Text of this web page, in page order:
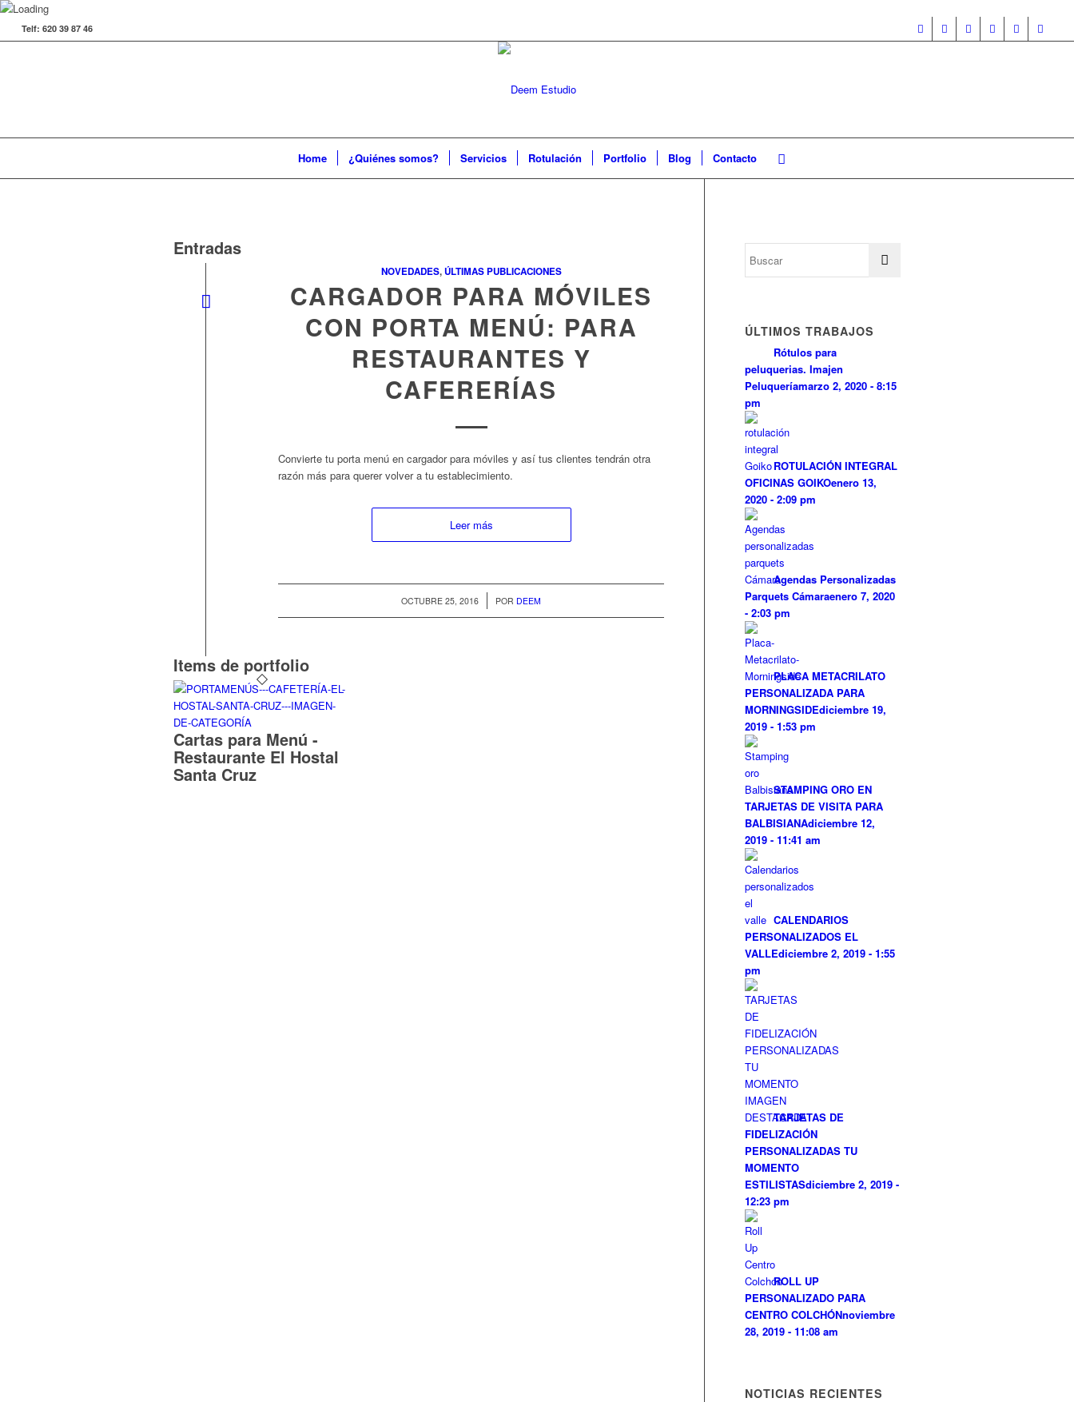
Telf: 620 39 87 46
Home ¿Quiénes somos? Servicios Rotulación Portfolio Blog Contacto
Entradas
NOVEDADES,ÚLTIMAS PUBLICACIONES
CARGADOR PARA MÓVILES
CON PORTA MENÚ: PARA
RESTAURANTES Y
CAFERERÍAS
Convierte tu porta menú en cargador para móviles y así tus clientes tendrán otra
razón más para querer volver a tu establecimiento.
Leer más
OCTUBRE 25, 2016
/ POR DEEM
Items de portfolio
Cartas para Menú -
Restaurante El Hostal
Santa Cruz
ÚLTIMOS TRABAJOS
Rótulos para
peluquerias. Imajen
Peluqueríamarzo 2, 2020 - 8:15
pm
ROTULACIÓN INTEGRAL
OFICINAS GOIKOenero 13,
2020 - 2:09 pm
Agendas Personalizadas
Parquets Cámaraenero 7, 2020
- 2:03 pm
PLACA METACRILATO
PERSONALIZADA PARA
MORNINGSIDEdiciembre 19,
2019 - 1:53 pm
STAMPING ORO EN
TARJETAS DE VISITA PARA
BALBISIANAdiciembre 12,
2019 - 11:41 am
CALENDARIOS
PERSONALIZADOS EL
VALLEdiciembre 2, 2019 - 1:55
pm
TARJETAS DE
FIDELIZACIÓN
PERSONALIZADAS TU
MOMENTO
ESTILISTASdiciembre 2, 2019 -
12:23 pm
ROLL UP
PERSONALIZADO PARA
CENTRO COLCHÓNnoviembre
28, 2019 - 11:08 am
NOTICIAS RECIENTES